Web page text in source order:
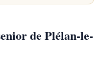
de Plélan-le-